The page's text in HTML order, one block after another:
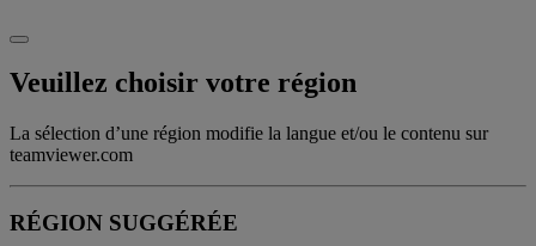
Veuillez choisir votre région
La sélection d’une région modifie la langue et/ou le contenu sur
teamviewer.com
RÉGION SUGGÉRÉE